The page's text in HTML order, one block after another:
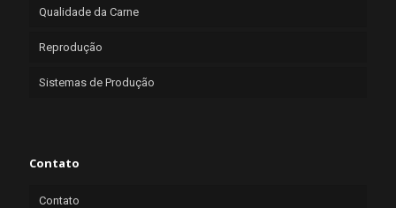
Qualidade da Carne
Reprodução
Sistemas de Produção
Contato
Contato